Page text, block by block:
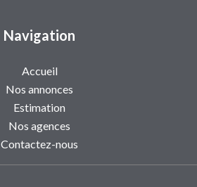
Navigation
Accueil
Nos annonces
Estimation
Nos agences
Contactez-nous